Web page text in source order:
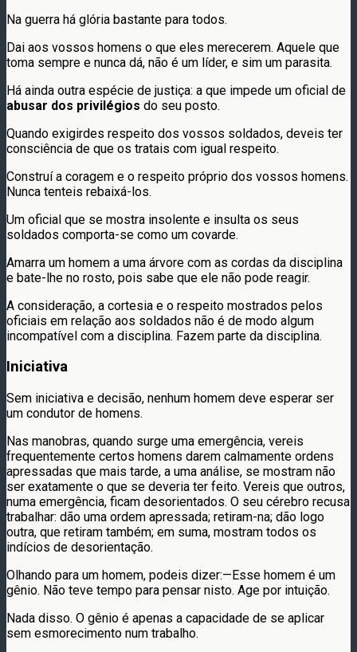
Na guerra há glória bastante para todos.
Dai aos vossos homens o que eles merecerem. Aquele que
toma sempre e nunca dá, não é um líder, e sim um parasita.
Há ainda outra espécie de justiça: a que impede um oficial de
abusar dos privilégios do seu posto.
Quando exigirdes respeito dos vossos soldados, deveis ter
consciência de que os tratais com igual respeito.
Construí a coragem e o respeito próprio dos vossos homens.
Nunca tenteis rebaixá-los.
Um oficial que se mostra insolente e insulta os seus
soldados comporta-se como um covarde.
Amarra um homem a uma árvore com as cordas da disciplina
e bate-lhe no rosto, pois sabe que ele não pode reagir.
A consideração, a cortesia e o respeito mostrados pelos
oficiais em relação aos soldados não é de modo algum
incompatível com a disciplina. Fazem parte da disciplina.
Iniciativa
Sem iniciativa e decisão, nenhum homem deve esperar ser
um condutor de homens.
Nas manobras, quando surge uma emergência, vereis
frequentemente certos homens darem calmamente ordens
apressadas que mais tarde, a uma análise, se mostram não
ser exatamente o que se deveria ter feito. Vereis que outros,
numa emergência, ficam desorientados. O seu cérebro recusa
trabalhar: dão uma ordem apressada; retiram-na; dão logo
outra, que retiram também; em suma, mostram todos os
indícios de desorientação.
Olhando para um homem, podeis dizer:—Esse homem é um
gênio. Não teve tempo para pensar nisto. Age por intuição.
Nada disso. O gênio é apenas a capacidade de se aplicar
sem esmorecimento num trabalho.